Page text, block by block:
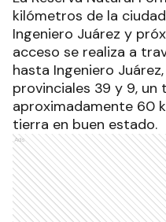
kilómetros de la
Ingeniero Juárez y
acceso se realiza a
hasta Ingeniero
provinciales 39 y 9, un
aproximadamente 60
tierra en buen estado.
Ads